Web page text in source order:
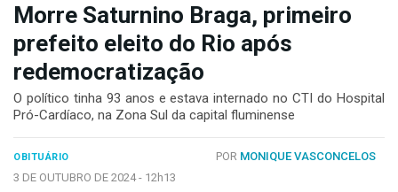
TV
COLUNAS
FALE
CONOSCO
Copyright
Morre Saturnino Braga, primeiro
prefeito eleito do Rio após
redemocratização
O político tinha 93 anos e estava internado no CTI do Hospital
Pró-Cardíaco, na Zona Sul da capital fluminense
OBITUÁRIO POR MONIQUE VASCONCELOS
3 DE OUTUBRO DE 2024 - 12h13